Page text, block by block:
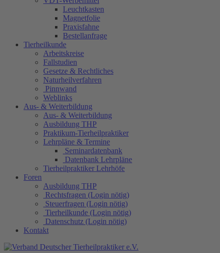
Leuchtkasten
Magnetfolie
Praxisfahne
Bestellanfrage
Tierheilkunde
Arbeitskreise
Fallstudien
Gesetze & Rechtliches
Naturheilverfahren
Pinnwand
Weblinks
Aus- & Weiterbildung
Aus- & Weiterbildung
Ausbildung THP
Praktikum-Tierheilpraktiker
Lehrpläne & Termine
Seminardatenbank
Datenbank Lehrpläne
Tierheilpraktiker Lehrhöfe
Foren
Ausbildung THP
Rechtsfragen (Login nötig)
Steuerfragen (Login nötig)
Tierheilkunde (Login nötig)
Datenschutz (Login nötig)
Kontakt